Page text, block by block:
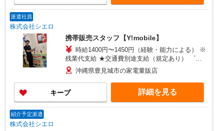
派遣社員
株式会社シエロ
携帯販売スタッフ【Y!mobile】
時給1400円〜1450円（経験・能力による） ※
残業代支給 ★交通費別途支給（規定あり） ゜
+゜・。○。・゜+゜・。○。・゜+゜ 入社祝い金10
万円支給(規定有) お友達を紹介頂くと, インセンテ
ィブ支給(規定有) ★月2回払い・週払い可能（規程
有）★ ゜・。○。・゜+゜・。○。・゜+゜
沖縄県豊見城市の家電量販店
キープ 詳細を見る
紹介予定派遣
株式会社シエロ